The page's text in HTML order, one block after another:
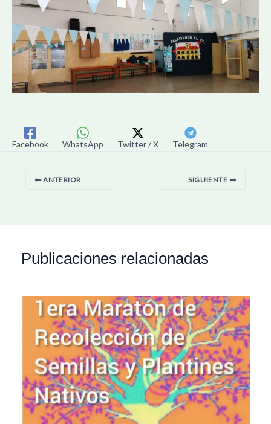
Facebook WhatsApp Twitter / X Telegram
ANTERIOR SIGUIENTE
Publicaciones relacionadas